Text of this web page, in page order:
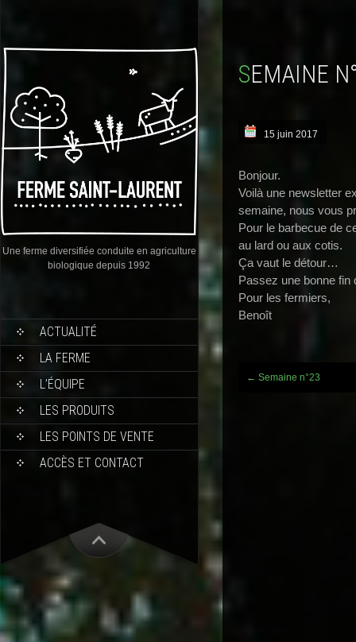
Une ferme diversifiée conduite en agriculture
biologique depuis 1992
ACTUALITÉ
LA FERME
L’ÉQUIPE
LES PRODUITS
LES POINTS DE VENTE
ACCÈS ET CONTACT
SEMAINE
15 juin 2017
Bonjour.
Voilà une newsletter
semaine, nous vous
Pour le barbecue de
au lard ou aux cotis.
Ça vaut le détour…
Passez une bonne fin
Pour les fermiers,
Benoît
Post
← Semaine n°23